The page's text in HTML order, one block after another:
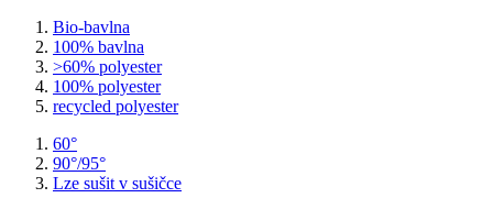
Bio-bavlna
100% bavlna
>60% polyester
100% polyester
recycled polyester
60°
90°/95°
Lze sušit v sušičce